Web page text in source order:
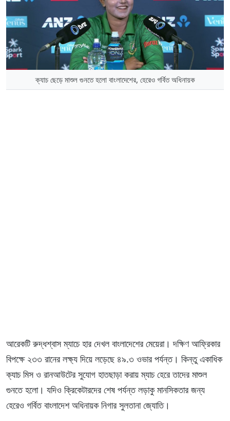
ক্যাচ ছেড়ে মাশুল গুনতে হলো বাংলাদেশের, হেরেও গর্বিত অধিনায়ক
আরেকটি রুদ্ধশ্বাস ম্যাচে হার দেখল বাংলাদেশের মেয়েরা। দক্ষিণ আফ্রিকার
বিপক্ষে ২৩৩ রানের লক্ষ্য দিয়ে লড়েছে ৪৯.৩ ওভার পর্যন্ত। কিন্তু একাধিক
ক্যাচ মিস ও রানআউটের সুযোগ হাতছাড়া করায় ম্যাচ হেরে তাদের মাশুল
গুনতে হলো। যদিও ক্রিকেটারদের শেষ পর্যন্ত লড়াকু মানসিকতার জন্য
হেরেও গর্বিত বাংলাদেশ অধিনায়ক নিগার সুলতানা জ্যোতি।